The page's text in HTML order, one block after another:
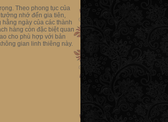
Theo phong tục của
nhớ đến gia tiên,
ngày của các thành
hàng còn đặc biệt quan
cho phù hợp với bản
gian linh thiêng này.